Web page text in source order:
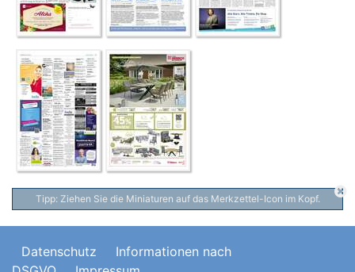
Tipp: Ziehen Sie die Miniaturen auf das Merkzettel-Icon im Kopf.
Datenschutz
Informationen nach